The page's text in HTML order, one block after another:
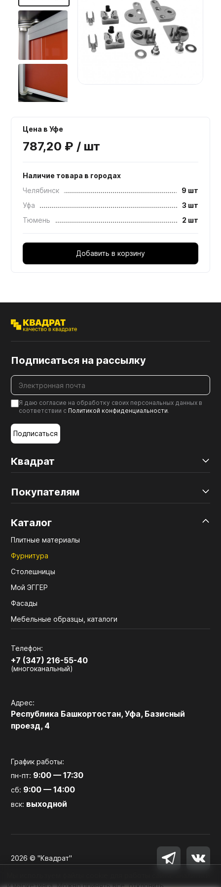
Мебельные образцы, каталоги
Цена в Уфе
787,20 ₽ / шт
Наличие товара в городах
Челябинск
9 шт
Уфа
3 шт
Тюмень
2 шт
Добавить в корзину
Квадрат
Покупателям
Каталог
Плитные материалы
Фурнитура
Столешницы
Мой ЭГГЕР
Фасады
Мебельные образцы, каталоги
Телефон:
+7 (347) 216-55-40
(многоканальный)
Адрес:
Республика Башкортостан, Уфа, Базисный
проезд, 4
График работы:
пн-пт: 9:00 — 17:30
сб: 9:00 — 14:00
вск: выходной
Подписаться на рассылку
Я даю согласие на обработку своих персональных данных в
соответствии с Политикой конфиденциальности.
Подписаться
2026 © "Квадрат"
и маркетинга. Можно принять все, отклонить